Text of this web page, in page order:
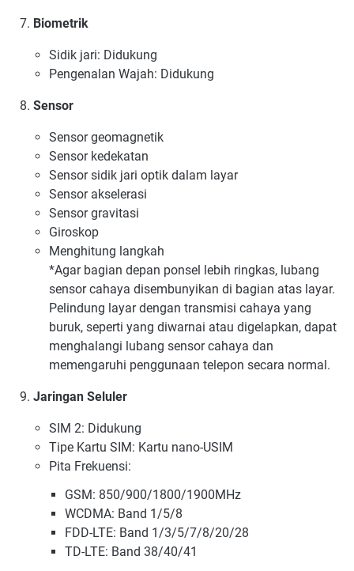
Biometrik
Sidik jari: Didukung
Pengenalan Wajah: Didukung
Sensor
Sensor geomagnetik
Sensor kedekatan
Sensor sidik jari optik dalam layar
Sensor akselerasi
Sensor gravitasi
Giroskop
Menghitung langkah
*Agar bagian depan ponsel lebih ringkas, lubang
sensor cahaya disembunyikan di bagian atas layar.
Pelindung layar dengan transmisi cahaya yang
buruk, seperti yang diwarnai atau digelapkan, dapat
menghalangi lubang sensor cahaya dan
memengaruhi penggunaan telepon secara normal.
Jaringan Seluler
SIM 2: Didukung
Tipe Kartu SIM: Kartu nano-USIM
Pita Frekuensi:
GSM: 850/900/1800/1900MHz
WCDMA: Band 1/5/8
FDD-LTE: Band 1/3/5/7/8/20/28
TD-LTE: Band 38/40/41